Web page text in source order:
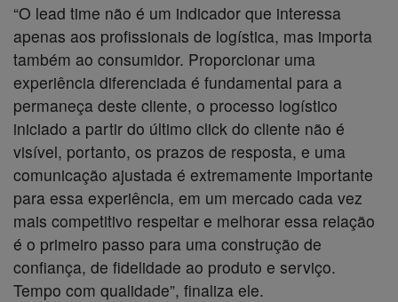
“O lead time não é um indicador que interessa
apenas aos profissionais de logística, mas importa
também ao consumidor. Proporcionar uma
experiência diferenciada é fundamental para a
permaneça deste cliente, o processo logístico
iniciado a partir do último click do cliente não é
visível, portanto, os prazos de resposta, e uma
comunicação ajustada é extremamente importante
para essa experiência, em um mercado cada vez
mais competitivo respeitar e melhorar essa relação
é o primeiro passo para uma construção de
confiança, de fidelidade ao produto e serviço.
Tempo com qualidade”, finaliza ele.